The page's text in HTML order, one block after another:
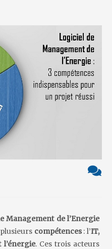
Management de l’Energie
compétences: l’IT,
. Ces trois acteurs